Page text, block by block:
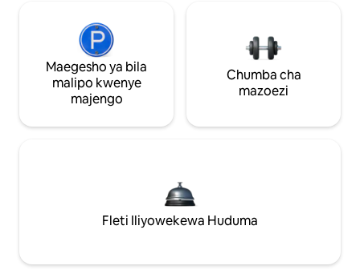
Maegesho ya bila
malipo kwenye
majengo
Chumba cha
mazoezi
Fleti Iliyowekewa Huduma